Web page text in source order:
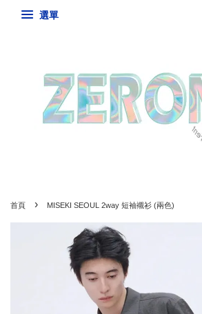
選單
首頁 › MISEKI SEOUL 2way 短袖襯衫 (兩色)